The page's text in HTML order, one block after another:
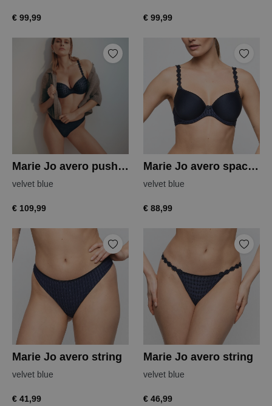
€ 99,99 € 99,99
Marie Jo avero push-up bh
velvet blue
€ 109,99
Marie Jo avero spacer bh
velvet blue
€ 88,99
Marie Jo avero string
velvet blue
€ 41,99
Marie Jo avero string
velvet blue
€ 46,99